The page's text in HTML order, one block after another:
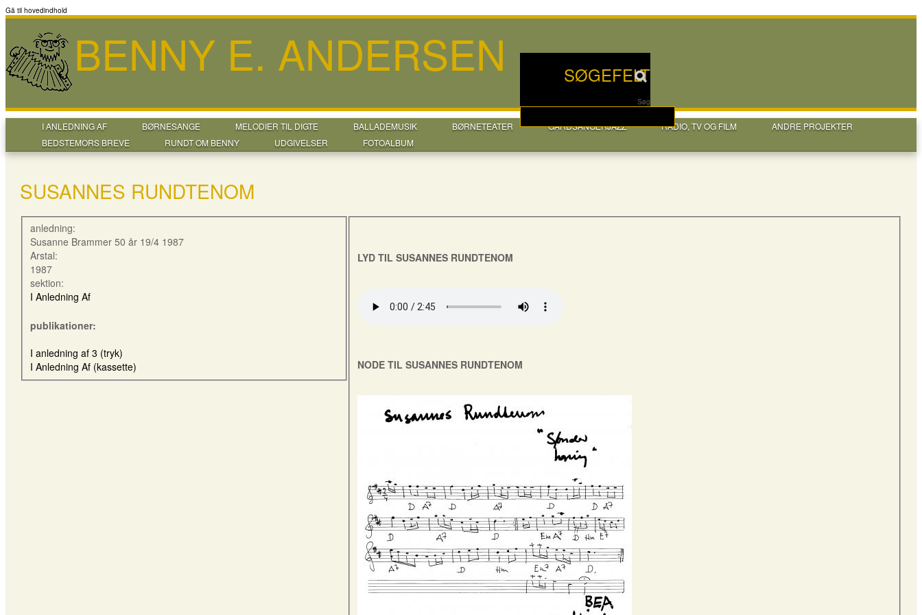
Gå til hovedindhold
SØGEFELT
Søg
BENNY E. ANDERSEN
I ANLEDNING AF BØRNESANGE MELODIER TIL DIGTE BALLADEMUSIK BØRNETEATER GÅRDSANGERJAZZ RADIO, TV OG FILM
ANDRE PROJEKTER
BEDSTEMORS BREVE
RUNDT OM BENNY UDGIVELSER FOTOALBUM
SUSANNES RUNDTENOM
anledning:
Susanne Brammer 50 år 19/4 1987
Arstal:
1987
sektion:
I Anledning Af
publikationer:
I anledning af 3 (tryk)
I Anledning Af (kassette)
LYD TIL SUSANNES RUNDTENOM
NODE TIL SUSANNES RUNDTENOM